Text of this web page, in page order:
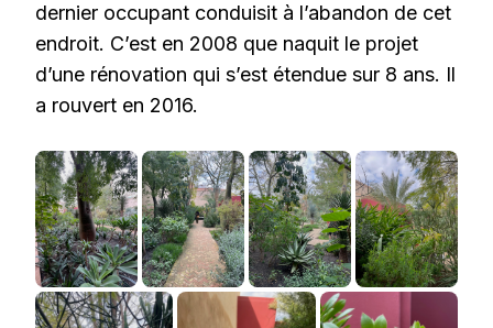
dernier occupant conduisit à l’abandon de cet
endroit. C’est en 2008 que naquit le projet
d’une rénovation qui s’est étendue sur 8 ans. Il
a rouvert en 2016.